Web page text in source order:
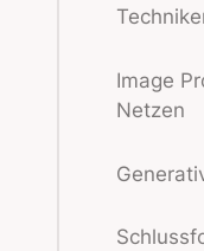
Image
Netzen